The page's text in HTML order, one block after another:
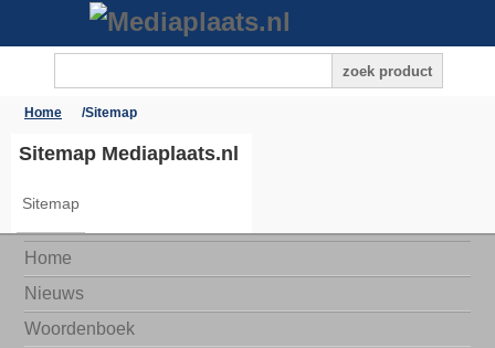
Home /Sitemap
Sitemap Mediaplaats.nl
Sitemap
Home
Nieuws
Woordenboek